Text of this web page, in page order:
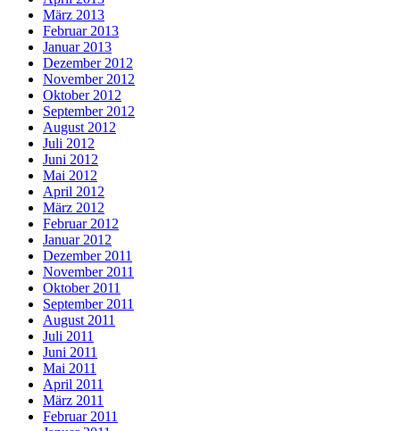
März 2013
Februar 2013
Januar 2013
Dezember 2012
November 2012
Oktober 2012
September 2012
August 2012
Juli 2012
Juni 2012
Mai 2012
April 2012
März 2012
Februar 2012
Januar 2012
Dezember 2011
November 2011
Oktober 2011
September 2011
August 2011
Juli 2011
Juni 2011
Mai 2011
April 2011
März 2011
Februar 2011